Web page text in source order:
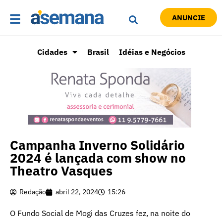
ANUNCIE
Cidades Brasil Idéias e Negócios
Campanha Inverno Solidário
2024 é lançada com show no
Theatro Vasques
Redação abril 22, 2024 15:26
O Fundo Social de Mogi das Cruzes fez, na noite do